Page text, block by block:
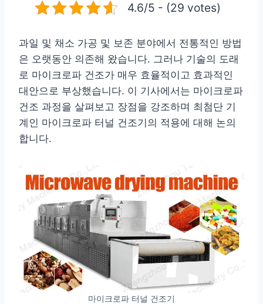
4.6/5 - (29 votes)
과일 및 채소 가공 및 보존 분야에서 전통적인 방법
은 오랫동안 의존해 왔습니다. 그러나 기술의 도래
로 마이크로파 건조가 매우 효율적이고 효과적인
대안으로 부상했습니다. 이 기사에서는 마이크로파
건조 과정을 살펴보고 장점을 강조하며 최첨단 기
계인 마이크로파 터널 건조기의 적용에 대해 논의
합니다.
마이크로파 터널 건조기